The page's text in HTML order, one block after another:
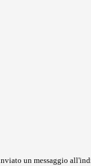
un messaggio